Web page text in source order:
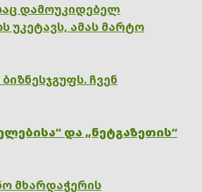
დამოუკიდებელ
უკეტავს, ამას მარტო
ჩვენ
და „ნეტგაზეთის“
მხარდაჭერის